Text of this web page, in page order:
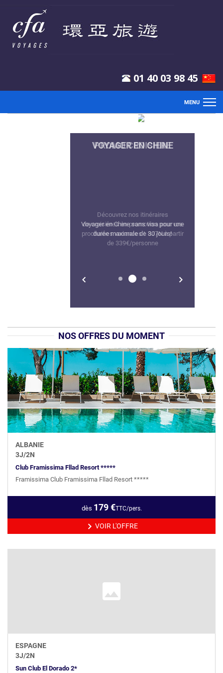
01 40 03 98 45
MENU
PROMO CROISIERE
Découvrez nos itinéraires
de croisières en promotion pour vos
prochaines vacances ! 8J7N à partir
de 339€/personne
NOS OFFRES DU MOMENT
ALBANIE
3J/2N
Club Framissima Fllad Resort *****
Framissima Club Framissima Fllad Resort *****
dès 179€TTC/pers.
VOIR L'OFFRE
ESPAGNE
3J/2N
Sun Club El Dorado 2*